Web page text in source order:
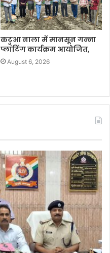
कटुआ नाला में मानसून गन्ना
प्लांटिंग कार्यक्रम आयोजित,
August 6, 2026